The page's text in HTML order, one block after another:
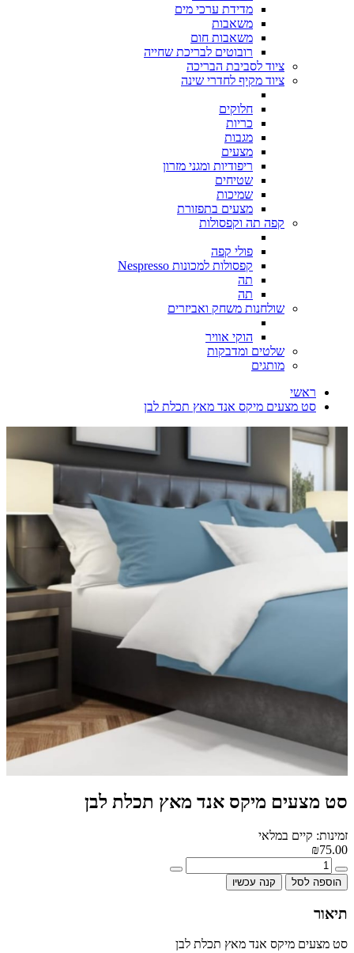
מדידת ערכי מים
משאבות
משאבות חום
רובוטים לבריכת שחייה
ציוד לסביבת הבריכה
ציוד מקיף לחדרי שינה
חלוקים
כריות
מגבות
מצעים
ריפודיות ומגני מזרון
שטיחים
שמיכות
מצעים בתפזורת
קפה תה וקפסולות
פולי קפה
קפסולות למכונות Nespresso
תה
תה
שולחנות משחק ואביזרים
הוקי אוויר
שלטים ומדבקות
מותגים
ראשי
סט מצעים מיקס אנד מאץ תכלת לבן
סט מצעים מיקס אנד מאץ תכלת לבן
זמינות: קיים במלאי
₪75.00
הוספה לסל קנה עכשיו
תיאור
סט מצעים מיקס אנד מאץ תכלת לבן